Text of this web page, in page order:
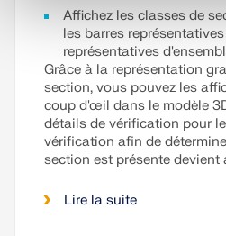
Affichez les classes de
les barres
représentatives
Grâce à la représentation
section, vous pouvez les
coup d'œil dans le modèle
détails de vérification pour
vérification afin de
section est présente devient
Lire la suite